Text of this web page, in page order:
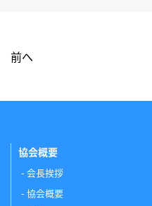
前へ
協会概要
会長挨拶
協会概要